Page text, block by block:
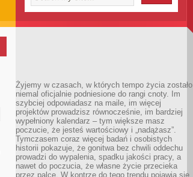
Żyjemy w czasach, w których tempo życia zostało
niemal oficjalnie podniesione do rangi cnoty. Im
szybciej odpowiadasz na maile, im więcej
projektów prowadzisz równocześnie, im bardziej
wypełniony kalendarz – tym większe masz
poczucie, że jesteś wartościowy i „nadążasz”.
Tymczasem coraz więcej badań i osobistych
historii pokazuje, że gonitwa bez chwili oddechu
prowadzi do wypalenia, spadku jakości pracy, a
nawet do poczucia, że własne życie przecieka
przez palce. W kontrze do tego trendu pojawia się